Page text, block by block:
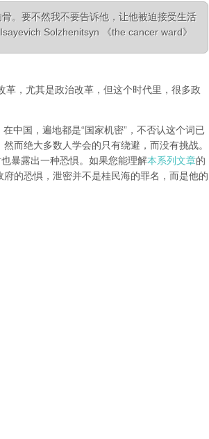
。要不然我不要告诉他，让他被迫接受生活
Solzhenitsyn 《the cancer ward》
革，尤其是政治改革，但这个时代里，很多政
在中国，遍地都是“国家机密”，不否认这个词已
而绝大多数人学会的只有绕避，而没有挑战。
暴露出一种恐惧。如果您能理解本系列文章的
的恐惧，泄密并不是桂民海的罪名，而是他的